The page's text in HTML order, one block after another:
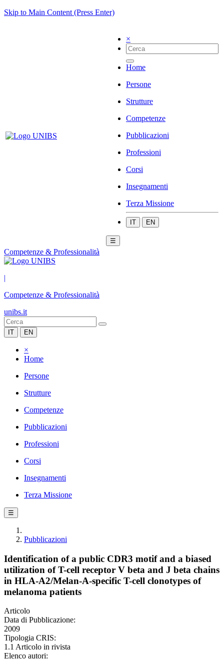
Skip to Main Content (Press Enter)
×
Home
Persone
Strutture
Competenze
Pubblicazioni
Professioni
Corsi
Insegnamenti
Terza Missione
IT EN
☰
Competenze & Professionalità
|
Competenze & Professionalità
unibs.it
IT EN
×
Home
Persone
Strutture
Competenze
Pubblicazioni
Professioni
Corsi
Insegnamenti
Terza Missione
☰
Pubblicazioni
Identification of a public CDR3 motif and a biased
utilization of T-cell receptor V beta and J beta chains
in HLA-A2/Melan-A-specific T-cell clonotypes of
melanoma patients
Articolo
Data di Pubblicazione:
2009
Tipologia CRIS:
1.1 Articolo in rivista
Elenco autori: